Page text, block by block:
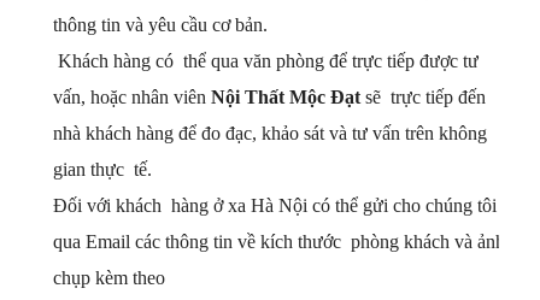
thông tin và yêu cầu cơ bản.
Khách hàng có thể qua văn phòng để trực tiếp được tư
vấn, hoặc nhân viên Nội Thất Mộc Đạt sẽ trực tiếp đến
nhà khách hàng để đo đạc, khảo sát và tư vấn trên không
gian thực tế.
Đối với khách hàng ở xa Hà Nội có thể gửi cho chúng tôi
qua Email các thông tin về kích thước phòng khách và ảnh
chụp kèm theo